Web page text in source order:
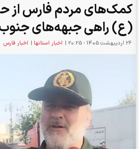
کمک‌های مردم فارس از
(ع) راهی جبهه‌های
26 ارديبهشت 1405 - 20:25 | اخبار استانها | اخبار فارس